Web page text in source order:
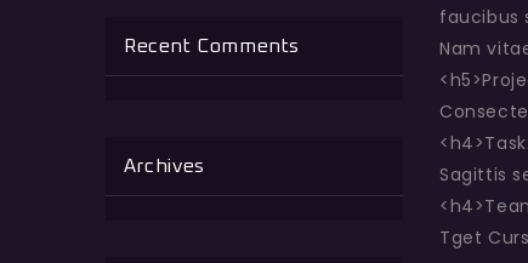
faucibus
Nam
Sagittis
Tget
Recent Comments
Archives